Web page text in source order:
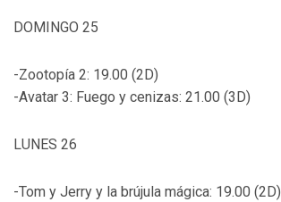
DOMINGO 25
-Zootopía 2: 19.00 (2D)
-Avatar 3: Fuego y cenizas: 21.00 (3D)
LUNES 26
-Tom y Jerry y la brújula mágica: 19.00 (2D)